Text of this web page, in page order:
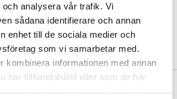
analysera vår trafik. Vi
sådana identifierare och annan
enhet till de sociala medier och
som vi samarbetar med.
kombinera informationen med annan
har tillhandahållit eller som de har